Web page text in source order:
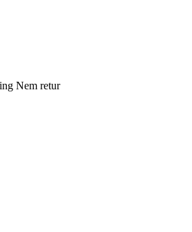
Nem retur